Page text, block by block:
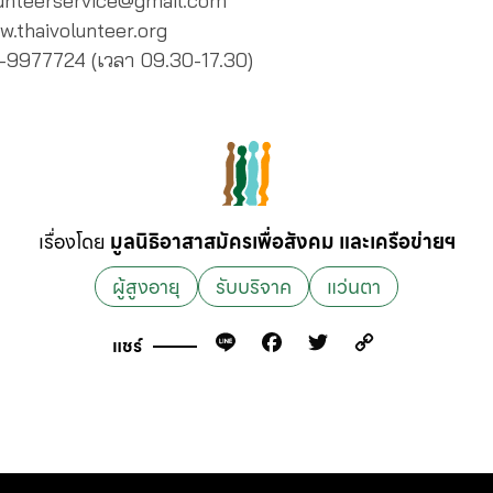
(เวลา 09.30-17.30)
เรื่องโดย มูลนิธิอาสาสมัครเพื่อสังคม และเครือข่ายฯ
ผู้สูงอายุ
รับบริจาค แว่นตา
แชร์ Line Facebook
Twitter